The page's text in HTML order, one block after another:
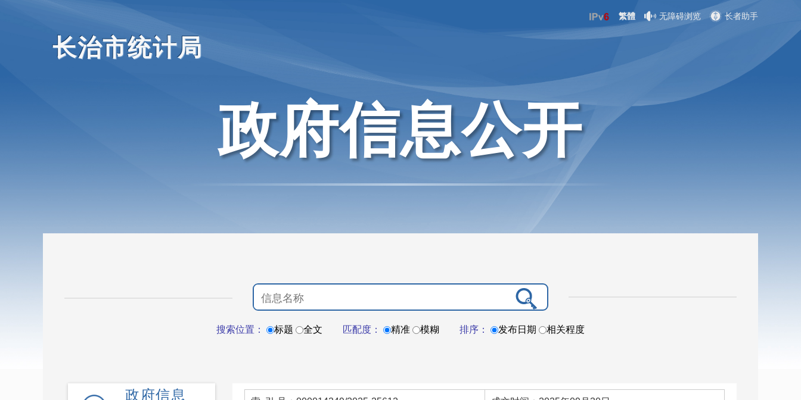
长治市统计局
繁體 无障碍浏览 长者助手
政府信息公开
搜索位置： 标题 全文 匹配度： 精准 模糊 排序： 发布日期 相关程度
政府信息